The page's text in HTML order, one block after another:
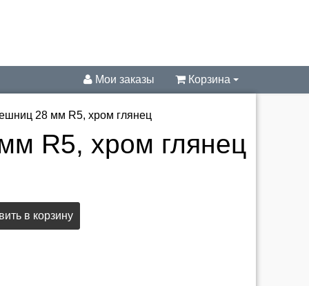
Мои заказы Корзина
28 мм R5, хром глянец
R5, хром глянец
в корзину